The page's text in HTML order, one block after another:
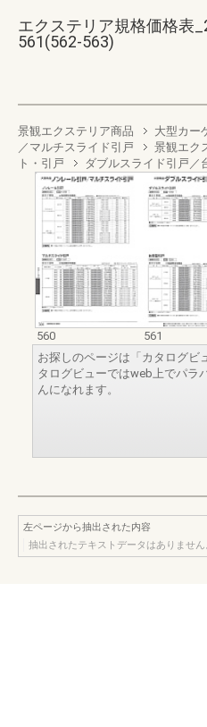
エクステリア規格価格表
561(562-563)
景観エクステリア商品 大型カー
／マルチスライド引戸
景観エク
ト・引戸
ダブルスライド引戸／
560
561
お探しのページは「カタログビ
タログビューではweb上でパラ
んになれます。
左ページから抽出された内容
抽出されたテキストデータはありません